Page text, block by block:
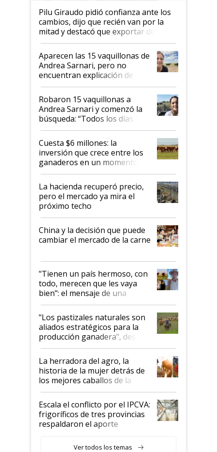
Pilu Giraudo pidió confianza ante los
cambios, dijo que recién van por la
mitad y destacó que exportar dejó de
ser "para unos pocos": "Tenemos un
mandato muy claro del gobierno
nacional"
Aparecen las 15 vaquillonas de
Andrea Sarnari, pero no
encuentran explicación de
cómo llegaron allí
Robaron 15 vaquillonas a
Andrea Sarnari y comenzó la
búsqueda: “Todos los días le
toca a algún productor”
Cuesta $6 millones: la
inversión que crece entre los
ganaderos en un momento
histórico para la actividad
La hacienda recuperó precio,
pero el mercado ya mira el
próximo techo
China y la decisión que puede
cambiar el mercado de la carne
"Tienen un país hermoso, con
todo, merecen que les vaya
bien": el mensaje de una
ganadera uruguaya sobre las
oportunidades que se abren
para el agro en Argentina, con
foco en la carne
"Los pastizales naturales son
aliados estratégicos para la
producción ganadera", destaca
la iniciativa que ya reúne a 46
establecimientos en Argentina
La herradora del agro, la
historia de la mujer detrás de
los mejores caballos de la
Argentina y los mitos que
todavía hacen sufrir a estos
animales: "Mientras me
descalificaban, yo seguí
haciendo currículum"
Escala el conflicto por el IPCVA:
frigoríficos de tres provincias
respaldaron el aporte
Ver todos los temas